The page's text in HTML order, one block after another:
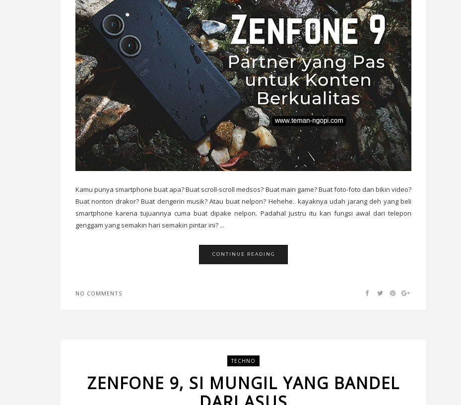
Kamu punya smartphone buat apa? Buat scroll-scroll medsos? Buat main game? Buat foto-foto dan bikin video?
Buat nonton drakor? Buat dengerin musik? Atau buat nelpon? Hehehe.. kayaknya udah jarang deh yang beli
smartphone karena tujuannya cuma buat dipake nelpon. Padahal justru itu kan fungsi awal dari telepon
genggam yang semakin hari semakin pintar ini? ...
CONTINUE READING
NO COMMENTS
TECHNO
ZENFONE 9, SI MUNGIL YANG BANDEL